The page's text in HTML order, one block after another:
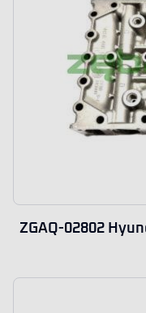
ZGAQ-02802